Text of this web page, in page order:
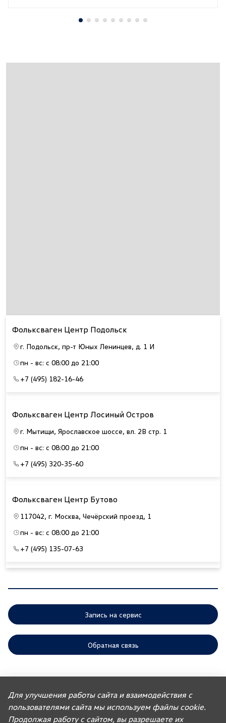
Фольксваген Центр Подольск
г. Подольск, пр-т Юных Ленинцев, д. 1 И
пн - вс: с 08:00 до 21:00
+7 (495) 182-16-46
Фольксваген Центр Лосиный Остров
г. Мытищи, Ярославское шоссе, вл. 2В стр. 1
пн - вс: с 08:00 до 21:00
+7 (495) 320-35-60
Фольксваген Центр Бутово
117042, г. Москва, Чечёрский проезд, 1
пн - вс: с 08:00 до 21:00
+7 (495) 135-07-63
Запись на сервис
Обратная связь
предусмотренных законодательством РФ, по удовлетворению
требований покупателей автомобилей, ранее изготовленных или
импортированных ООО «ФОЛЬКСВАГЕН Груп Рус». Учитывая это, ООО
«АГР» не несет ответственности за качество автомобилей,
импортированных с других рынков третьими лицами, а также за их
Для улучшения работы сайта и взаимодействия с
пользователями сайта мы используем файлы cookie.
Продолжая работу с сайтом, вы разрешаете их